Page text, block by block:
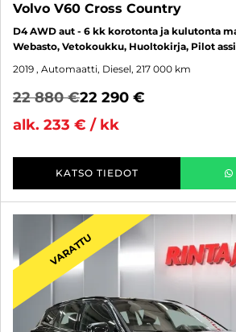
Volvo V60 Cross Country
D4 AWD aut - 6 kk korotonta ja kulutonta
Webasto, Vetokoukku, Huoltokirja, Pilot
2019 , Automaatti, Diesel, 217 000 km
22 880 €22 290 €
alk. 233 € / kk
KATSO TIEDOT
VARATTU